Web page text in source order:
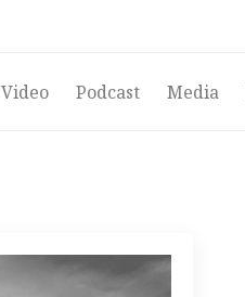
Video Podcast Media